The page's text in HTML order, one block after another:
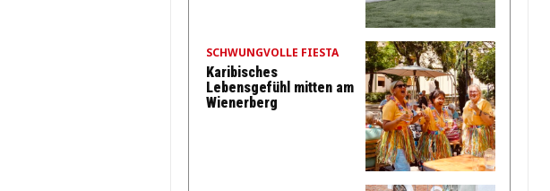
SCHWUNGVOLLE FIESTA
Karibisches
Lebensgefühl mitten am
Wienerberg